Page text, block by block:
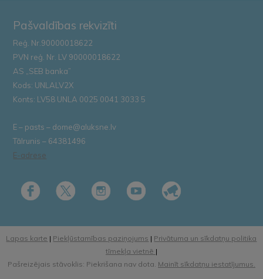
Pašvaldības rekvizīti
Reģ. Nr.90000018622
PVN reģ. Nr. LV 90000018622
AS „SEB banka”
Kods: UNLALV2X
Konts: LV58 UNLA 0025 0041 3033 5
E – pasts – dome@aluksne.lv
Tālrunis – 64381496
E-adrese
Lapas karte | Piekļūstamības paziņojums | Privātuma un sīkdatņu politika
tīmekļa vietnē |
Pašreizējais stāvoklis: Piekrišana nav dota. Mainīt sīkdatņu iestatījumus.